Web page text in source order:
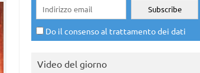
Do il consenso al trattamento dei dati
Video del giorno